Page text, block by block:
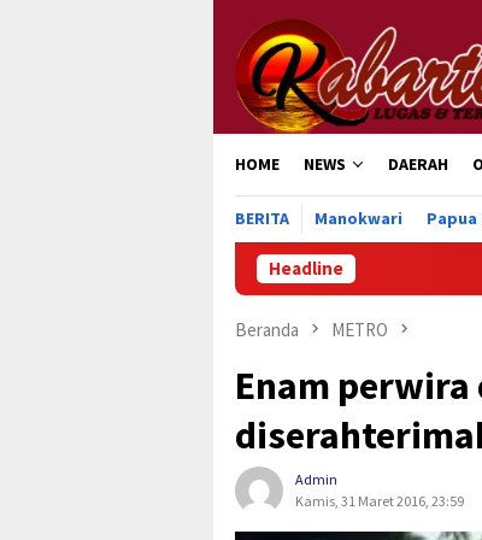
konten
HOME NEWS DAERAH
BERITA Manokwari
Headline
Beranda METRO
Enam
Admin
Kamis, 31 Maret 2016, 23:59